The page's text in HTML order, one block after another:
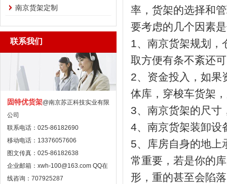
南京货架定制
联系我们
固特优货架@南京苏正科技实业有限
公司
联系电话：025-86182690
移动电话：13376057606
图文传真：025-86182638
企业邮箱：xwh-100@163.com QQ在
线咨询：707925287
率，货架的选择和
要考虑的几个因素
1、南京货架规划，
取方便有条不紊还
2、资金投入，如果
体库，穿梭车货架
3、南京货架的尺寸
4、 南京货架装卸设
5、库房自身的地上
常重要，若是你的
形，重的甚至会陷